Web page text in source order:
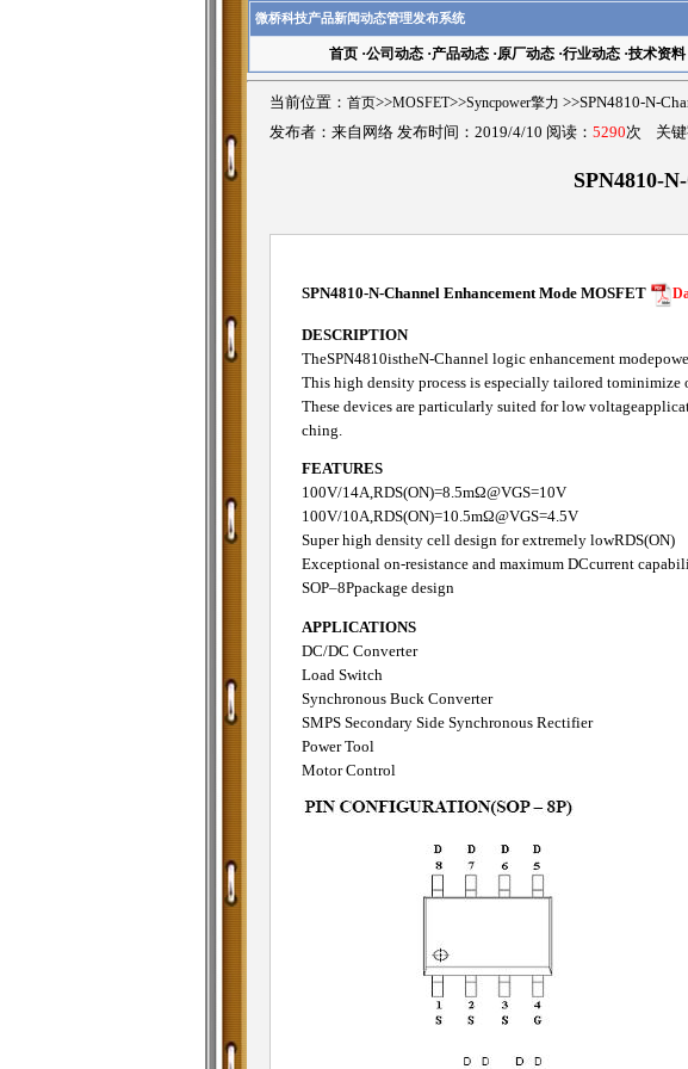
微桥科技产品新闻动态管理发布系统
首页·公司动态·产品动态·原厂动态·行业动态·技术资料
当前位置： 首页>>MOSFET>>Syncpower擎力 >>SPN4810-N-
发布者：来自网络 发布时间：2019/4/10 阅读： 5290次 关键
SPN4810-
SPN4810-N-Channel Enhancement Mode MOSFET
DESCRIPTION
TheSPN4810istheN-Channel logic enhancement
This high density process is especially tailored tominimize
These devices are particularly suited for low
ching.
FEATURES
100V/14A,RDS(ON)=8.5mΩ@VGS=10V
100V/10A,RDS(ON)=10.5mΩ@VGS=4.5V
Super high density cell design for extremely lowRDS(ON)
Exceptional on-resistance and maximum DCcurrent
SOP–8Ppackage design
APPLICATIONS
DC/DC Converter
Load Switch
Synchronous Buck Converter
SMPS Secondary Side Synchronous Rectifier
Power Tool
Motor Control